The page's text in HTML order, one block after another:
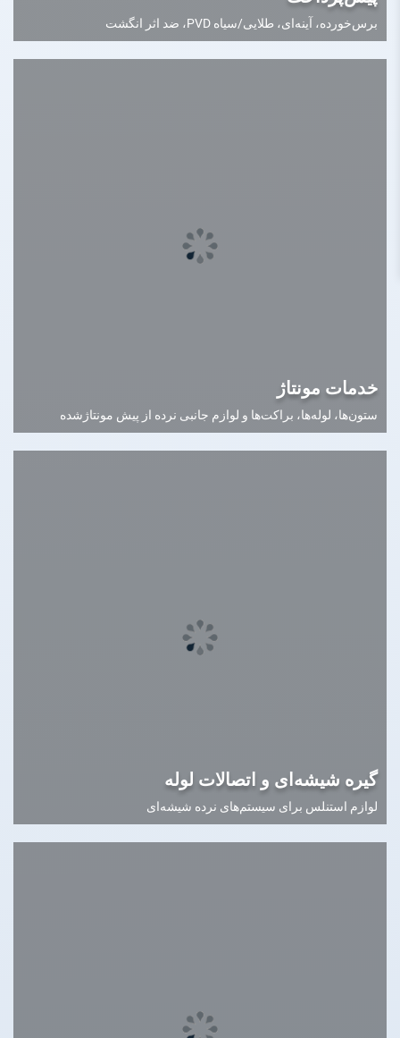
برس‌خورده، آینه‌ای، طلایی/سیاه PVD، ضد اثر انگشت
خدمات مونتاژ
ستون‌ها، لوله‌ها، براکت‌ها و لوازم جانبی نرده از پیش مونتاژشده
گیره شیشه‌ای و اتصالات لوله
لوازم استنلس برای سیستم‌های نرده شیشه‌ای